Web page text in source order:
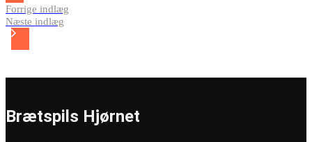
Forrige indlæg
Næste indlæg
Brætspils Hjørnet